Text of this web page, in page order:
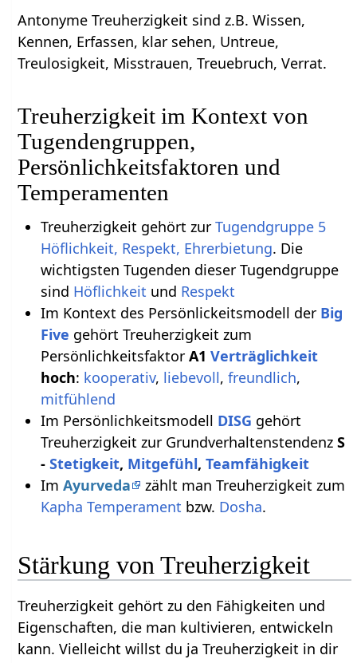
Antonyme Treuherzigkeit sind z.B. Wissen,
Kennen, Erfassen, klar sehen, Untreue,
Treulosigkeit, Misstrauen, Treuebruch, Verrat.
Treuherzigkeit im Kontext von
Tugendengruppen,
Persönlichkeitsfaktoren und
Temperamenten
Treuherzigkeit gehört zur Tugendgruppe 5
Höflichkeit, Respekt, Ehrerbietung. Die
wichtigsten Tugenden dieser Tugendgruppe
sind Höflichkeit und Respekt
Im Kontext des Persönlickeitsmodell der Big
Five gehört Treuherzigkeit zum
Persönlichkeitsfaktor A1 Verträglichkeit
hoch: kooperativ, liebevoll, freundlich,
mitfühlend
Im Persönlichkeitsmodell DISG gehört
Treuherzigkeit zur Grundverhaltenstendenz S
- Stetigkeit, Mitgefühl, Teamfähigkeit
Im Ayurveda
zählt man Treuherzigkeit zum
Kapha Temperament bzw. Dosha.
Stärkung von Treuherzigkeit
Treuherzigkeit gehört zu den Fähigkeiten und
Eigenschaften, die man kultivieren, entwickeln
kann. Vielleicht willst du ja Treuherzigkeit in dir